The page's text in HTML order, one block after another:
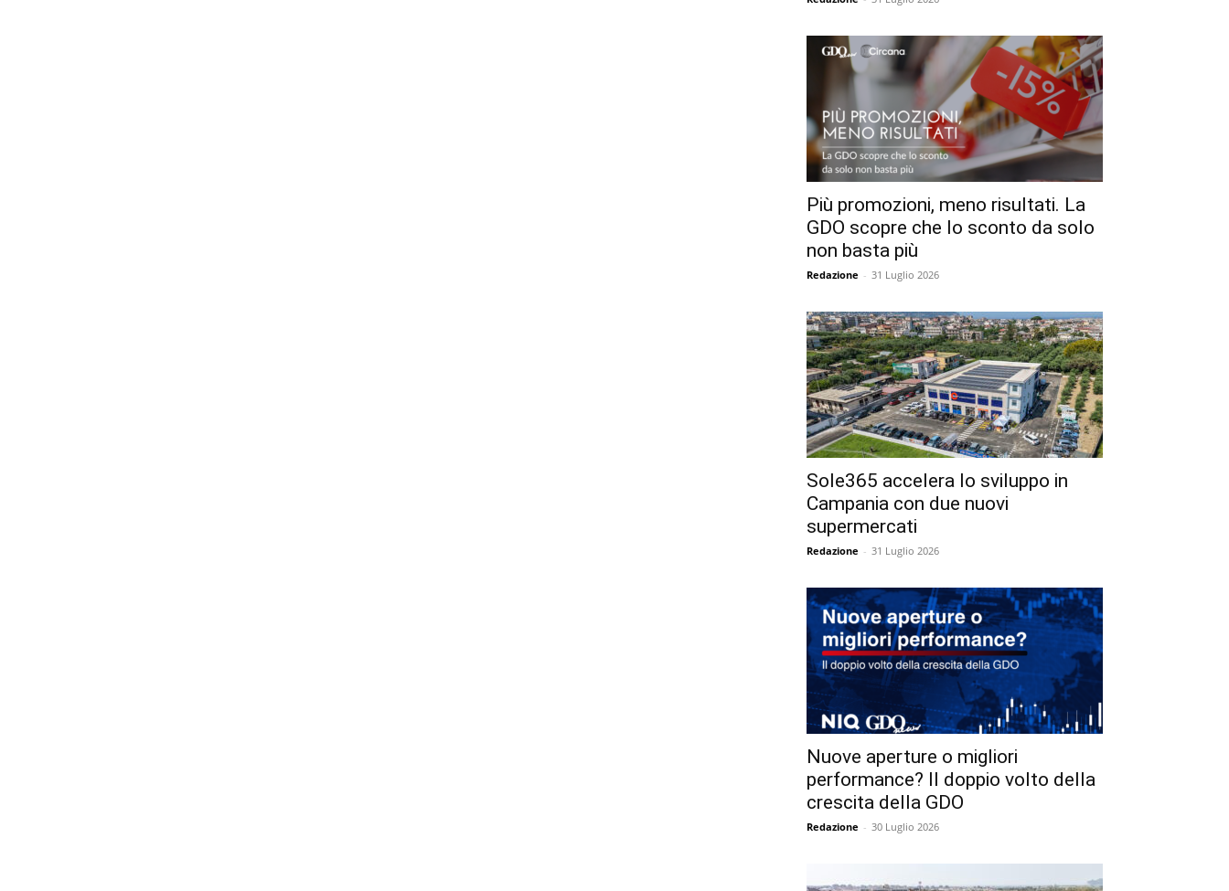
Più promozioni, meno risultati. La
GDO scopre che lo sconto da solo
non basta più
Redazione - 31 Luglio 2026
Sole365 accelera lo sviluppo in
Campania con due nuovi
supermercati
Redazione - 31 Luglio 2026
Nuove aperture o migliori
performance? Il doppio volto della
crescita della GDO
Redazione - 30 Luglio 2026